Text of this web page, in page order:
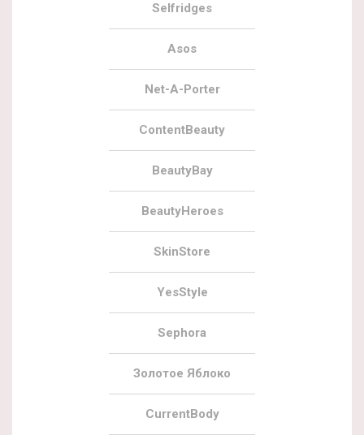
Selfridges
Asos
Net-A-Porter
ContentBeauty
BeautyBay
BeautyHeroes
SkinStore
YesStyle
Sephora
Золотое Яблоко
CurrentBody